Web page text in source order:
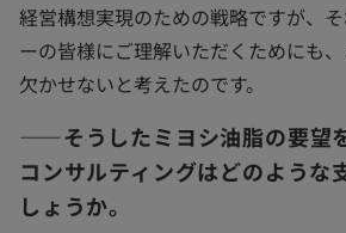
経営構想実現のための戦略ですが、
ーの皆様にご理解いただくためにも
欠かせないと考えたのです。
――そうしたミヨシ油脂の要望
コンサルティングはどのような
しょうか。